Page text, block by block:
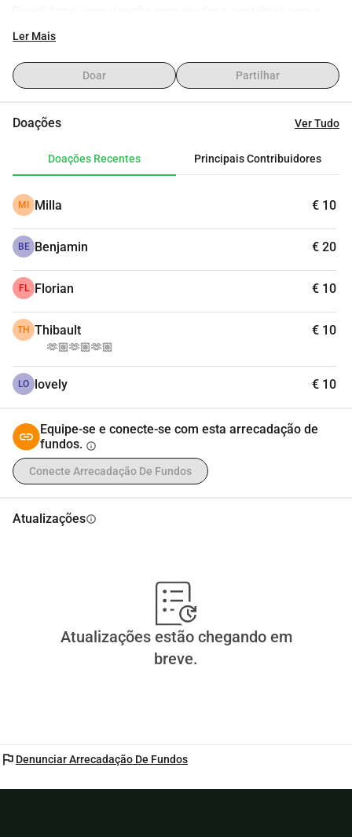
que foi perdido e ainda apoiar a poderosa mensagem por
compromisso com a mudança e a comunidade permanece
forte.
Ler Mais
Doar Partilhar
Doações Ver Tudo
Doações Recentes Principais Contribuidores
MI Milla € 10
BE Benjamin € 20
FL Florian € 10
TH Thibault € 10
🫶🏼🫶🏼🫶🏼
LO lovely € 10
Equipe-se e conecte-se com esta arrecadação de
fundos. info
Conecte Arrecadação De Fundos
Atualizaçõesinfo
Atualizações estão chegando em
breve.
flag Denunciar Arrecadação De Fundos